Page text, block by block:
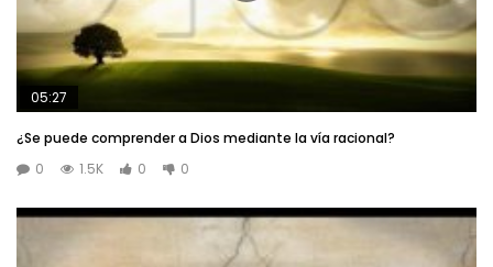
05:27
¿Se puede comprender a Dios mediante la vía racional?
0
1.5K 0 0